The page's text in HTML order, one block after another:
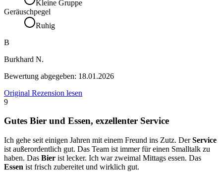
Kleine Gruppe
Geräuschpegel
Ruhig
B
Burkhard N.
Bewertung abgegeben: 18.01.2026
Original Rezension lesen
9
Gutes Bier und Essen, exzellenter Service
Ich gehe seit einigen Jahren mit einem Freund ins Zutz. DerService
ist außerordentlich gut. Das Team ist immer für einen Smalltalk zu
haben. Das Bier ist lecker. Ich war zweimal Mittags essen. Das
Essen ist frisch zubereitet und wirklich gut.